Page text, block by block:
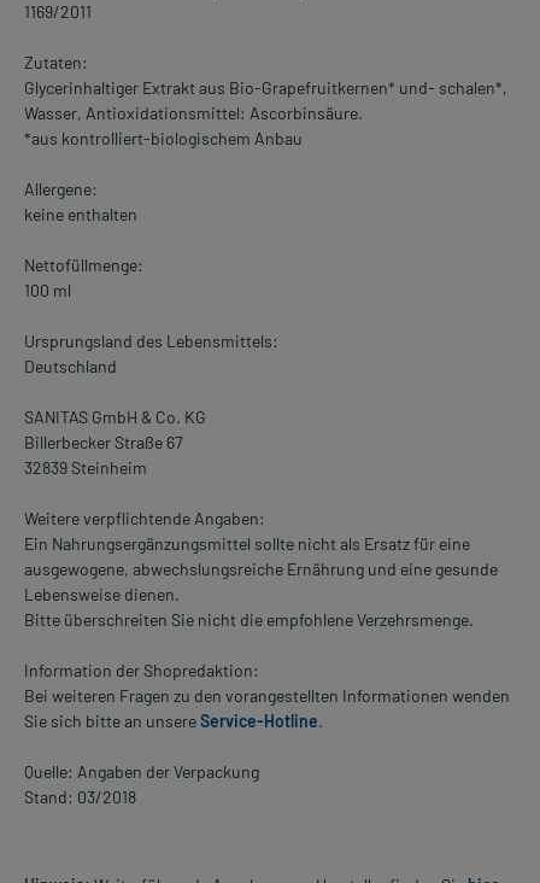
1169/2011
Zutaten:
Glycerinhaltiger Extrakt aus Bio-Grapefruitkernen* und- schalen*,
Wasser, Antioxidationsmittel: Ascorbinsäure.
*aus kontrolliert-biologischem Anbau
Allergene:
keine enthalten
Nettofüllmenge:
100 ml
Ursprungsland des Lebensmittels:
Deutschland
SANITAS GmbH & Co. KG
Billerbecker Straße 67
32839 Steinheim
Weitere verpflichtende Angaben:
Ein Nahrungsergänzungsmittel sollte nicht als Ersatz für eine
ausgewogene, abwechslungsreiche Ernährung und eine gesunde
Lebensweise dienen.
Bitte überschreiten Sie nicht die empfohlene Verzehrsmenge.
Information der Shopredaktion:
Bei weiteren Fragen zu den vorangestellten Informationen wenden
Sie sich bitte an unsereService-Hotline.
Quelle: Angaben der Verpackung
Stand: 03/2018